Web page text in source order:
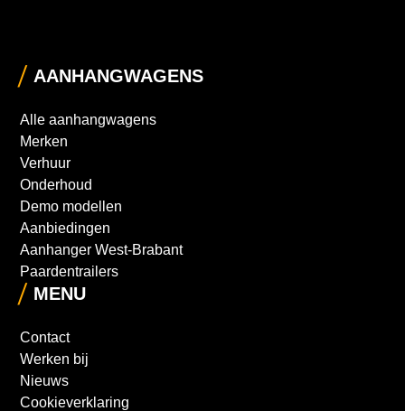
AANHANGWAGENS
Alle aanhangwagens
Merken
Verhuur
Onderhoud
Demo modellen
Aanbiedingen
Aanhanger West-Brabant
Paardentrailers
MENU
Contact
Werken bij
Nieuws
Cookieverklaring